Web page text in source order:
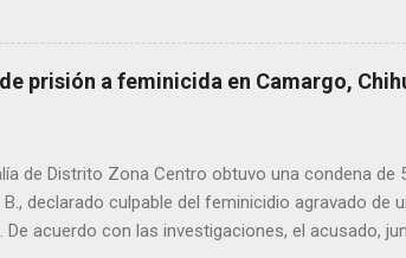
que el hombre solía pernoctar en ese
prisión a feminicida en Camargo,
de Distrito Zona Centro obtuvo una condena
B., declarado culpable del feminicidio agravado de
De acuerdo con las investigaciones, el acusado,